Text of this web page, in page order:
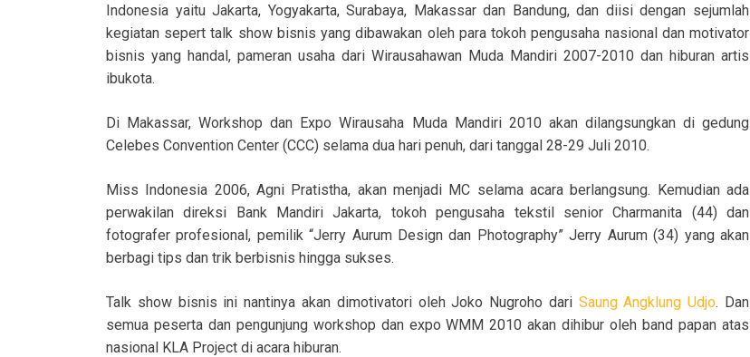
Indonesia yaitu Jakarta, Yogyakarta, Surabaya, Makassar dan Bandung, dan diisi dengan sejumlah
kegiatan sepert talk show bisnis yang dibawakan oleh para tokoh pengusaha nasional dan motivator
bisnis yang handal, pameran usaha dari Wirausahawan Muda Mandiri 2007-2010 dan hiburan artis
ibukota.
Di Makassar, Workshop dan Expo Wirausaha Muda Mandiri 2010 akan dilangsungkan di gedung
Celebes Convention Center (CCC) selama dua hari penuh, dari tanggal 28-29 Juli 2010.
Miss Indonesia 2006, Agni Pratistha, akan menjadi MC selama acara berlangsung. Kemudian ada
perwakilan direksi Bank Mandiri Jakarta, tokoh pengusaha tekstil senior Charmanita (44) dan
fotografer profesional, pemilik “Jerry Aurum Design dan Photography” Jerry Aurum (34) yang akan
berbagi tips dan trik berbisnis hingga sukses.
Talk show bisnis ini nantinya akan dimotivatori oleh Joko Nugroho dari Saung Angklung Udjo. Dan
semua peserta dan pengunjung workshop dan expo WMM 2010 akan dihibur oleh band papan atas
nasional KLA Project di acara hiburan.